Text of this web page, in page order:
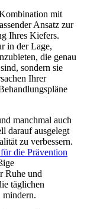
mit
Ansatz zur
Ihres Kiefers.
in der Lage,
die genau
sondern sie
Ihrer
manchmal auch
darauf ausgelegt
zu verbessern.
die Prävention
Ruhe und
täglichen
mindern.